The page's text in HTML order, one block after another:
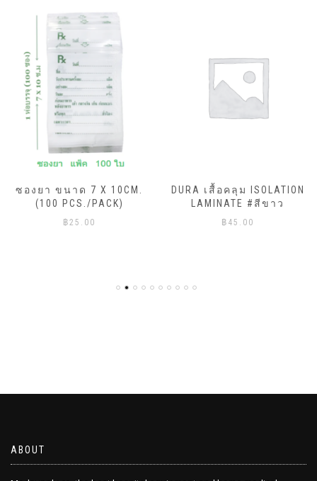
ซองยา ขนาด 7 X 10CM.
(100 PCS./PACK)
฿25.00
DURA เสื้อคลุม ISOLATION
LAMINATE #สีขาว
฿ 45.00
ABOUT